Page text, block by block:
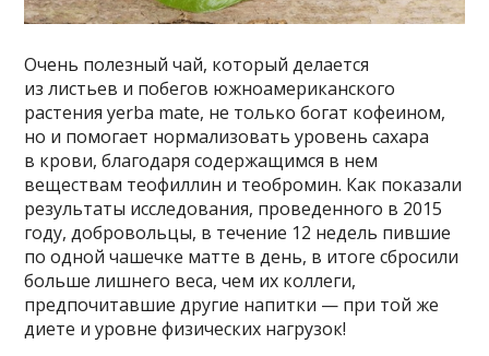
Очень полезный чай, который делается
из листьев и побегов южноамериканского
растения yerba mate, не только богат кофеином,
но и помогает нормализовать уровень сахара
в крови, благодаря содержащимся в нем
веществам теофиллин и теобромин. Как показали
результаты исследования, проведенного в 2015
году, добровольцы, в течение 12 недель пившие
по одной чашечке матте в день, в итоге сбросили
больше лишнего веса, чем их коллеги,
предпочитавшие другие напитки — при той же
диете и уровне физических нагрузок!